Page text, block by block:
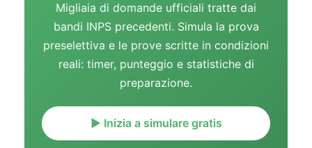
Migliaia di domande ufficiali tratte dai
bandi INPS precedenti. Simula la prova
preselettiva e le prove scritte in condizioni
reali: timer, punteggio e statistiche di
preparazione.
▶️ Inizia a simulare gratis